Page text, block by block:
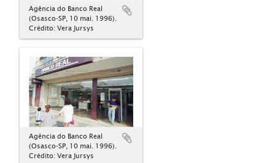
Agência do Banco Real
(Osasco-SP, 10 mai. 1996).
Crédito: Vera Jursys
Agência do Banco Real
(Osasco-SP, 10 mai. 1996).
Crédito: Vera Jursys